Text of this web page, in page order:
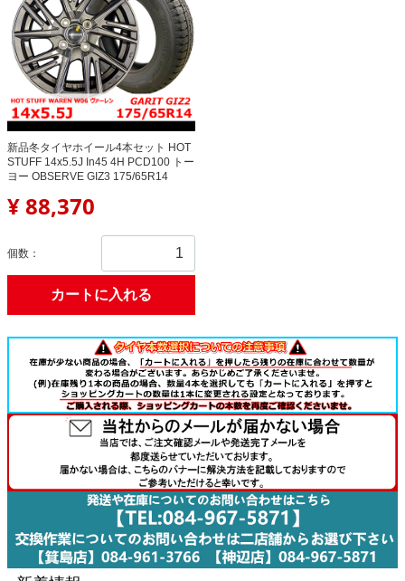
新品冬タイヤホイール4本セット HOT
STUFF 14x5.5J In45 4H PCD100 トー
ヨー OBSERVE GIZ3 175/65R14
¥ 88,370
個数：
カートに入れる